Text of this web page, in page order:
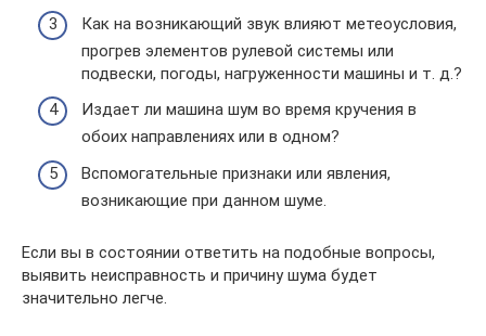
Как на возникающий звук влияют метеоусловия,
прогрев элементов рулевой системы или
подвески, погоды, нагруженности машины и т. д.?
Издает ли машина шум во время кручения в
обоих направлениях или в одном?
Вспомогательные признаки или явления,
возникающие при данном шуме.
Если вы в состоянии ответить на подобные вопросы,
выявить неисправность и причину шума будет
значительно легче.